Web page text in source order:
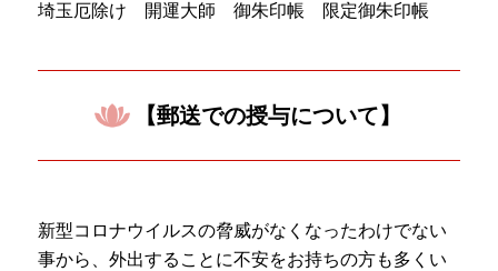
埼玉厄除け 開運大師 御朱印帳 限定御朱印帳
【郵送での授与について】 ㅤㅤㅤ
新型コロナウイルスの脅威がなくなったわけでない
事から、外出することに不安をお持ちの方も多くい